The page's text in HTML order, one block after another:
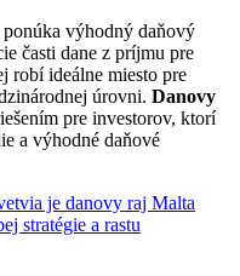
výhodný daňový
časti dane z príjmu pre
robí ideálne miesto pre
úrovni. Danovy
pre investorov, ktorí
a výhodné daňové
je danovy raj Malta
stratégie a rastu